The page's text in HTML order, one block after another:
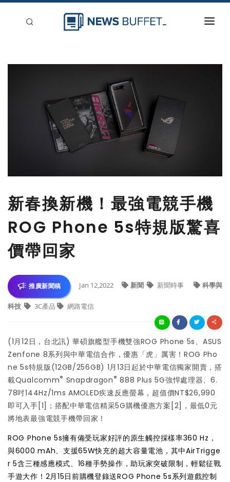
新春換新機！最強電競手機
ROG Phone 5s特規版驚喜
價帶回家
推廣新聞稿 Jan 12,2022 新聞 新聞時事 科學與
科技 3C產品 網路電信
(1月12日，台北訊) 華碩旗艦型手機雙強ROG Phone 5s、ASUS
Zenfone 8系列與中華電信合作，優惠「虎」厲害！ROG Pho
ne 5s特規版(12GB/256GB) 1月13日起於中華電信獨家開賣，搭
載Qualcomm® Snapdragon ® 888 Plus 5G強悍處理器、6.
78吋144Hz/1ms AMOLED疾速反應螢幕，超值價NT$26,990
即可入手 [1] ；搭配中華電信精采5G購機優惠方案 [2]
，最低0元
將地表最強電競手機帶回家！
ROG Phone 5s擁有備受玩家好評的原生觸控採樣率360 Hz，
與6000 mAh、支援65W快充的超大容量電池，其中AirTrigge
r 5含三種感應模式、16種手勢操作，助玩家突破限制，輕鬆征戰
手遊大作！2月15日前購機登錄送ROG Phone 5s系列遊戲控制